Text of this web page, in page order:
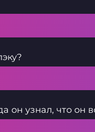
он узнал, что он